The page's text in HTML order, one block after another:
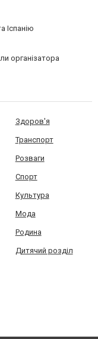
Іспанію
організатора
Здоров'я
Транспорт
Розваги
Спорт
Культура
Мода
Родина
Дитячий розділ